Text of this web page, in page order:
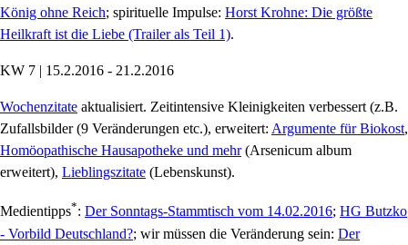
König ohne Reich; spirituelle Impulse: Horst Krohne: Die größte
Heilkraft ist die Liebe (Trailer als Teil 1).
KW 7 | 15.2.2016 - 21.2.2016
Wochenzitate aktualisiert. Zeitintensive Kleinigkeiten verbessert (z.B.
Zufallsbilder (9 Veränderungen etc.), erweitert: Argumente für Biokost,
Homöopathische Hausapotheke und mehr(Arsenicum album
erweitert), Lieblingszitate (Lebenskunst).
Medientipps*: Der Sonntags-Stammtisch vom 14.02.2016; HG Butzko
- Vorbild Deutschland?; wir müssen die Veränderung sein: Der